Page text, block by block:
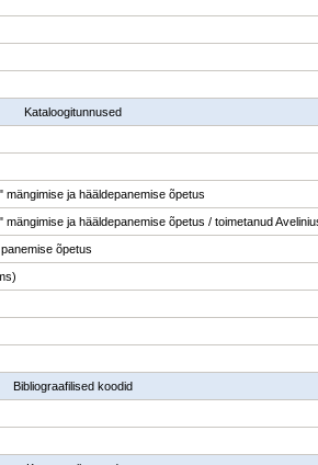
Kataloogitunnused
ja hääldepanemise õpetus
ja hääldepanemise õpetus / toimetanud
õpetus
Bibliograafilised koodid